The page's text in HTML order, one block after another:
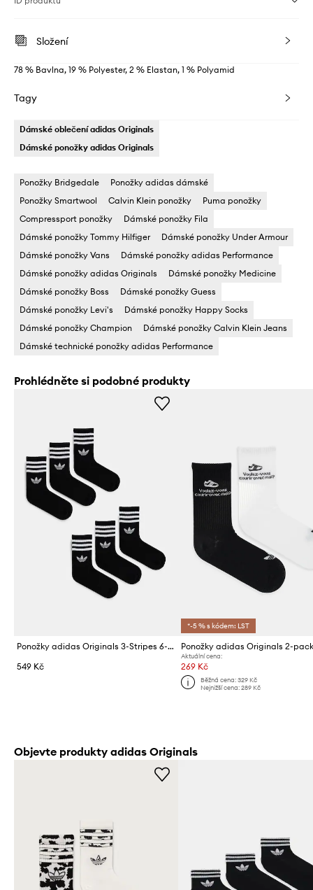
Složení
78 % Bavlna, 19 % Polyester, 2 % Elastan, 1 % Polyamid
Tagy
Dámské oblečení adidas Originals
Dámské ponožky adidas Originals
Ponožky Bridgedale
Ponožky adidas dámské
Ponožky Smartwool
Calvin Klein ponožky
Puma ponožky
Compressport ponožky
Dámské ponožky Fila
Dámské ponožky Tommy Hilfiger
Dámské ponožky Under Armour
Dámské ponožky Vans
Dámské ponožky adidas Performance
Dámské ponožky adidas Originals
Dámské ponožky Medicine
Dámské ponožky Boss
Dámské ponožky Guess
Dámské ponožky Levi's
Dámské ponožky Happy Socks
Dámské ponožky Champion
Dámské ponožky Calvin Klein Jeans
Dámské technické ponožky adidas Performance
Prohlédněte si podobné produkty
Ponožky adidas Originals 3-Stripes 6-pack
549 Kč
*-5 % s kódem: LST
Ponožky adidas Originals 2-
Aktuální cena:
269 Kč
Běžná cena: 329 Kč
Nejnižší cena: 289 Kč
Objevte produkty adidas Originals